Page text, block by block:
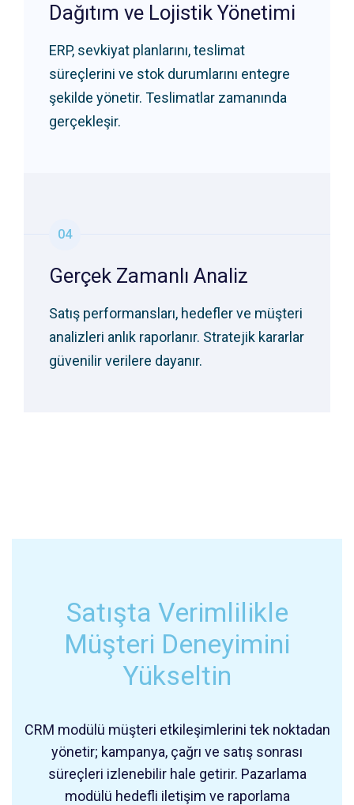
Dağıtım ve Lojistik Yönetimi
ERP, sevkiyat planlarını, teslimat
süreçlerini ve stok durumlarını entegre
şekilde yönetir. Teslimatlar zamanında
gerçekleşir.
04
Gerçek Zamanlı Analiz
Satış performansları, hedefler ve müşteri
analizleri anlık raporlanır. Stratejik kararlar
güvenilir verilere dayanır.
Satışta Verimlilikle
Müşteri Deneyimini
Yükseltin
CRM modülü müşteri etkileşimlerini tek noktadan
yönetir; kampanya, çağrı ve satış sonrası
süreçleri izlenebilir hale getirir. Pazarlama
modülü hedefli iletişim ve raporlama